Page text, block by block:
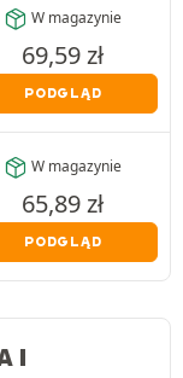
W magazynie
69,59zł
PODGLĄD
W magazynie
65,89zł
PODGLĄD
I